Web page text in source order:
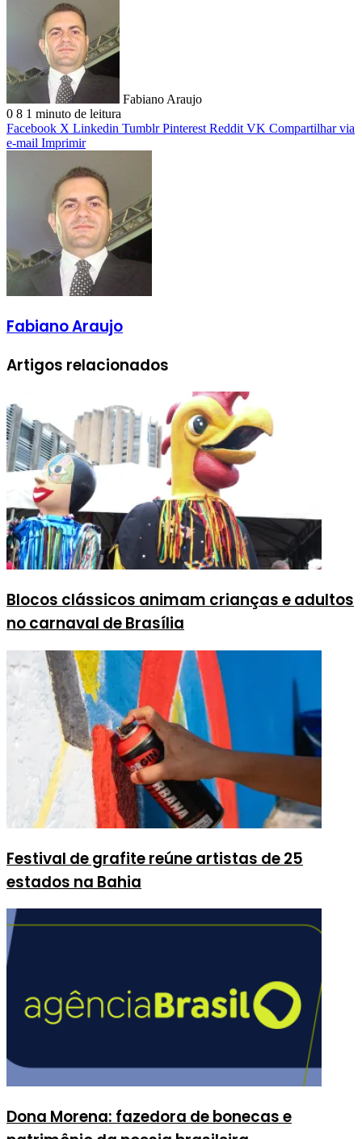
Fabiano Araujo
0 8 1 minuto de leitura
Facebook X Linkedin Tumblr Pinterest Reddit VK Compartilhar via
e-mail Imprimir
Fabiano Araujo
Artigos relacionados
Blocos clássicos animam crianças e adultos
no carnaval de Brasília
Festival de grafite reúne artistas de 25
estados na Bahia
Dona Morena: fazedora de bonecas e